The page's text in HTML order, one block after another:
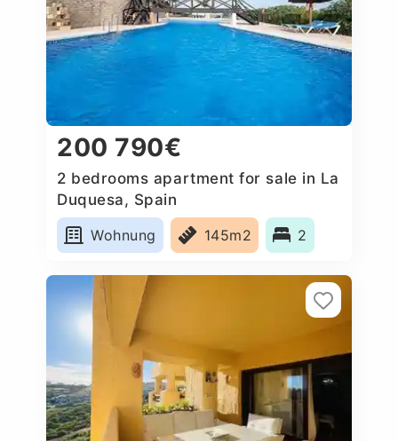
200 790€
2 bedrooms apartment for sale in La
Duquesa, Spain
Wohnung
145m2 2